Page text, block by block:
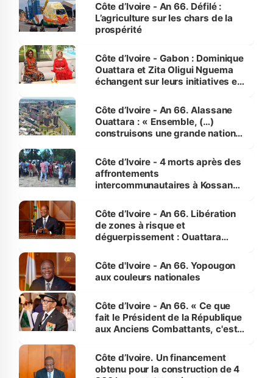
Côte d’Ivoire - An 66. Défilé :
L’agriculture sur les chars de la
prospérité
Côte d’Ivoire - Gabon : Dominique
Ouattara et Zita Oligui Nguema
échangent sur leurs initiatives en
enfants
Côte d’Ivoire - An 66. Alassane
Ouattara : « Ensemble, (…)
construisons une grande nation
générations futures »
Côte d’Ivoire - 4 morts après des
affrontements
intercommunautaires à Kossandji
milieu des sinistrés
Côte d’Ivoire - An 66. Libération
de zones à risque et
déguerpissement : Ouattara
l'Etat de droit pour préserver les
vies humaines »
Côte d'Ivoire - An 66. Yopougon
aux couleurs nationales
Côte d’Ivoire - An 66. « Ce que
fait le Président de la République
aux Anciens Combattants, c'est
Côte d’Ivoire. Un financement
obtenu pour la construction de 4